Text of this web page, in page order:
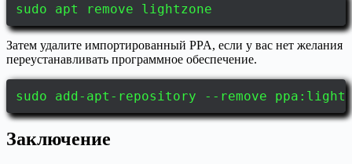
sudo apt remove lightzone
Затем удалите импортированный PPA, если у вас нет желания
переустанавливать программное обеспечение.
sudo add-apt-repository --remove
Заключение